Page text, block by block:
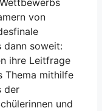
von
dann soweit:
ihre Leitfrage
Thema mithilfe
der
und